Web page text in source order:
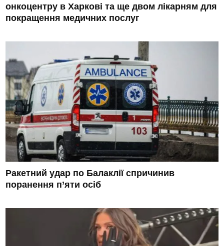
онкоцентру в Харкові та ще двом лікарням для
покращення медичних послуг
Ракетний удар по Балаклії спричинив
поранення п’яти осіб